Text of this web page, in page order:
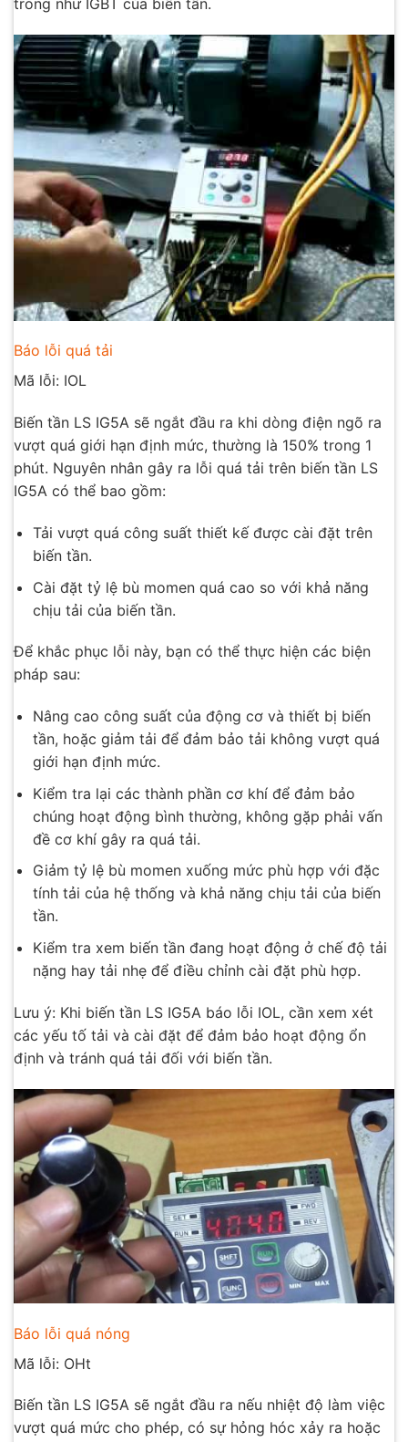
trong như IGBT của biến tần.
Báo lỗi quá tải
Mã lỗi: IOL
Biến tần LS IG5A sẽ ngắt đầu ra khi dòng điện ngõ ra
vượt quá giới hạn định mức, thường là 150% trong 1
phút. Nguyên nhân gây ra lỗi quá tải trên biến tần LS
IG5A có thể bao gồm:
Tải vượt quá công suất thiết kế được cài đặt trên
biến tần.
Cài đặt tỷ lệ bù momen quá cao so với khả năng
chịu tải của biến tần.
Để khắc phục lỗi này, bạn có thể thực hiện các biện
pháp sau:
Nâng cao công suất của động cơ và thiết bị biến
tần, hoặc giảm tải để đảm bảo tải không vượt quá
giới hạn định mức.
Kiểm tra lại các thành phần cơ khí để đảm bảo
chúng hoạt động bình thường, không gặp phải vấn
đề cơ khí gây ra quá tải.
Giảm tỷ lệ bù momen xuống mức phù hợp với đặc
tính tải của hệ thống và khả năng chịu tải của biến
tần.
Kiểm tra xem biến tần đang hoạt động ở chế độ tải
nặng hay tải nhẹ để điều chỉnh cài đặt phù hợp.
Lưu ý: Khi biến tần LS IG5A báo lỗi IOL, cần xem xét
các yếu tố tải và cài đặt để đảm bảo hoạt động ổn
định và tránh quá tải đối với biến tần.
Báo lỗi quá nóng
Mã lỗi: OHt
Biến tần LS IG5A sẽ ngắt đầu ra nếu nhiệt độ làm việc
vượt quá mức cho phép, có sự hỏng hóc xảy ra hoặc